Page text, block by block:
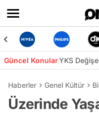
Güncel KonularYKS
Haberler Genel Kültür
Üzerinde